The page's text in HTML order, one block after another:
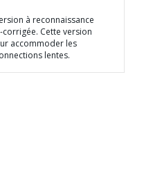
à reconnaissance
Cette version
accommoder les
lentes.